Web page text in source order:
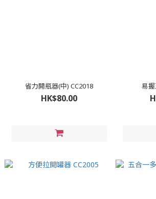
省力開瓶器(中) CC2018
HK$80.00
易